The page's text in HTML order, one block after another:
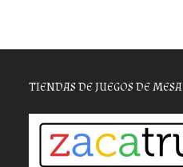
TIENDAS DE JUEGOS DE MESA